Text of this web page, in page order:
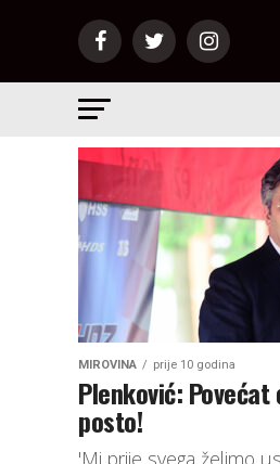
MIROVINA prije 10 godina
Plenković:
posto!
'Mi prije svega želimo